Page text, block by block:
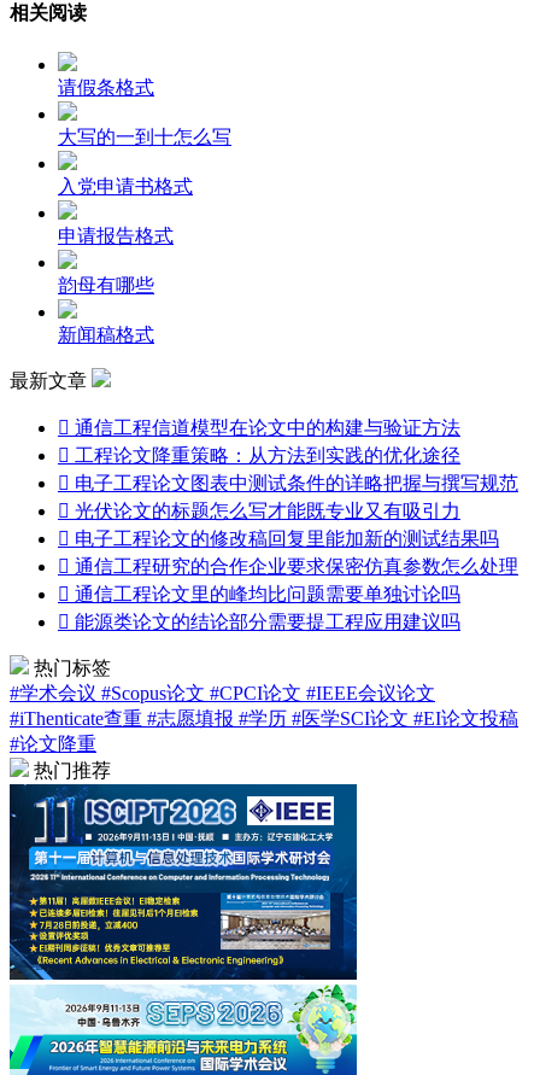
相关阅读
请假条格式
大写的一到十怎么写
入党申请书格式
申请报告格式
韵母有哪些
新闻稿格式
最新文章
 通信工程信道模型在论文中的构建与验证方法
 工程论文降重策略：从方法到实践的优化途径
 电子工程论文图表中测试条件的详略把握与撰写规范
 光伏论文的标题怎么写才能既专业又有吸引力
 电子工程论文的修改稿回复里能加新的测试结果吗
 通信工程研究的合作企业要求保密仿真参数怎么处理
 通信工程论文里的峰均比问题需要单独讨论吗
 能源类论文的结论部分需要提工程应用建议吗
热门标签
#学术会议 #Scopus论文 #CPCI论文 #IEEE会议论文
#iThenticate查重 #志愿填报 #学历 #医学SCI论文 #EI论文投稿
#论文降重
热门推荐